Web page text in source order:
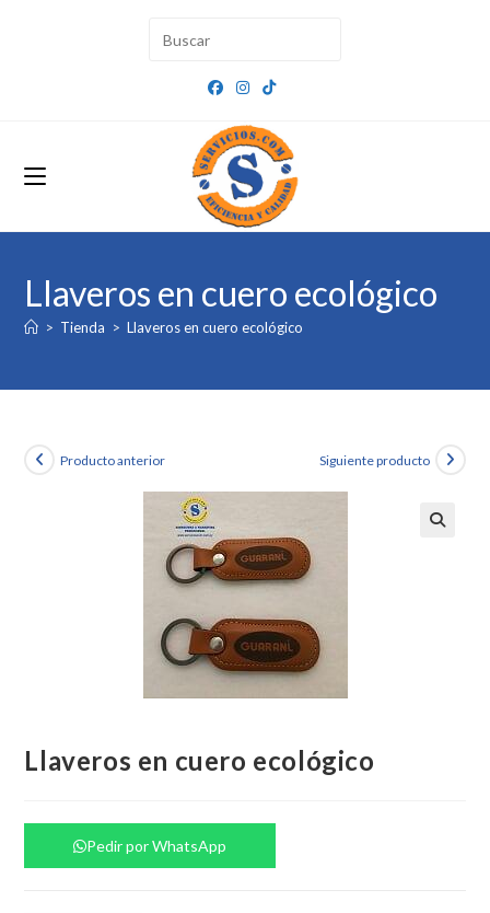
Llaveros en cuero ecológico
> Tienda > Llaveros en cuero ecológico
Producto anterior Siguiente producto
Llaveros en cuero ecológico
Pedir por WhatsApp